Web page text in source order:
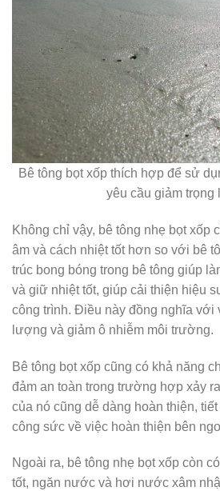
Bê tông bọt xốp thích hợp để sử
yêu cầu giảm trọng
Không chỉ vậy, bê tông nhẹ bọt xốp
âm và cách nhiệt tốt hơn so với bê
trúc bong bóng trong bê tông giúp
và giữ nhiệt tốt, giúp cải thiện hiệu
công trình. Điều này đồng nghĩa với
lượng và giảm ô nhiễm môi trường.
Bê tông bọt xốp cũng có khả năng
đảm an toàn trong trường hợp xảy
của nó cũng dễ dàng hoàn thiện,
công sức về việc hoàn thiện bên
Ngoài ra, bê tông nhẹ bọt xốp còn
tốt, ngăn nước và hơi nước xâm